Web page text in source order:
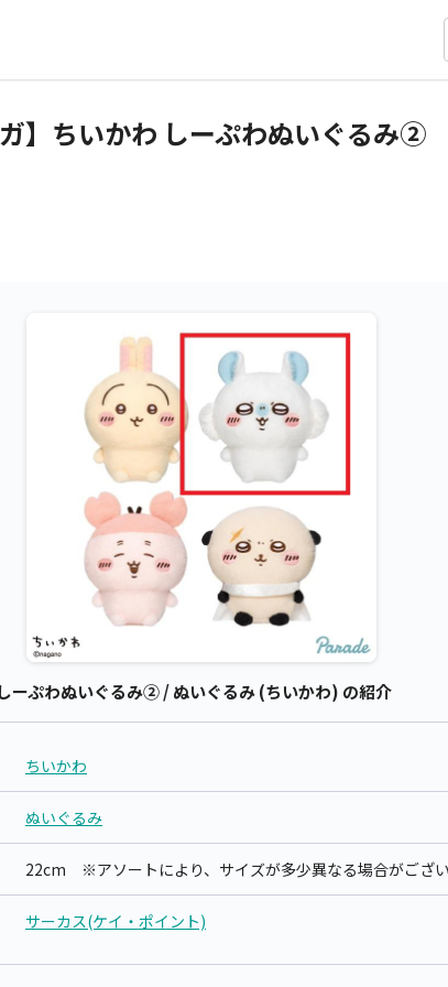
】ちいかわ しーぷわぬいぐるみ②
ーぷわぬいぐるみ② / ぬいぐるみ (ちいかわ) の紹介
ちいかわ
ぬいぐるみ
22cm ※アソートにより、サイズが多少異なる場合がござ
サーカス(ケイ・ポイント)